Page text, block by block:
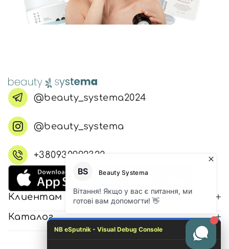
@beauty_systema2024
@beauty_systema
+380930992322
Клиентам
Каталог
NB eSputnik - Visual Debug Console